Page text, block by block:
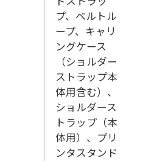
プ、ベルトル
ープ、キャリ
ングケース
（ショルダー
ストラップ本
体用含む）、
ショルダース
トラップ（本
体用）、プリ
ンタスタンド